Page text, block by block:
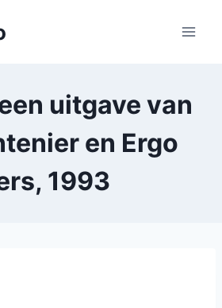
uitgave van
en Ergo
1993